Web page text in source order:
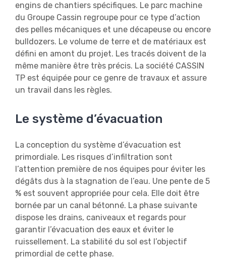
engins de chantiers spécifiques. Le parc machine
du Groupe Cassin regroupe pour ce type d’action
des pelles mécaniques et une décapeuse ou encore
bulldozers. Le volume de terre et de matériaux est
défini en amont du projet. Les tracés doivent de la
même manière être très précis. La société CASSIN
TP est équipée pour ce genre de travaux et assure
un travail dans les règles.
Le système d’évacuation
La conception du système d’évacuation est
primordiale. Les risques d’infiltration sont
l’attention première de nos équipes pour éviter les
dégâts dus à la stagnation de l’eau. Une pente de 5
% est souvent appropriée pour cela. Elle doit être
bornée par un canal bétonné. La phase suivante
dispose les drains, caniveaux et regards pour
garantir l’évacuation des eaux et éviter le
ruissellement. La stabilité du sol est l’objectif
primordial de cette phase.